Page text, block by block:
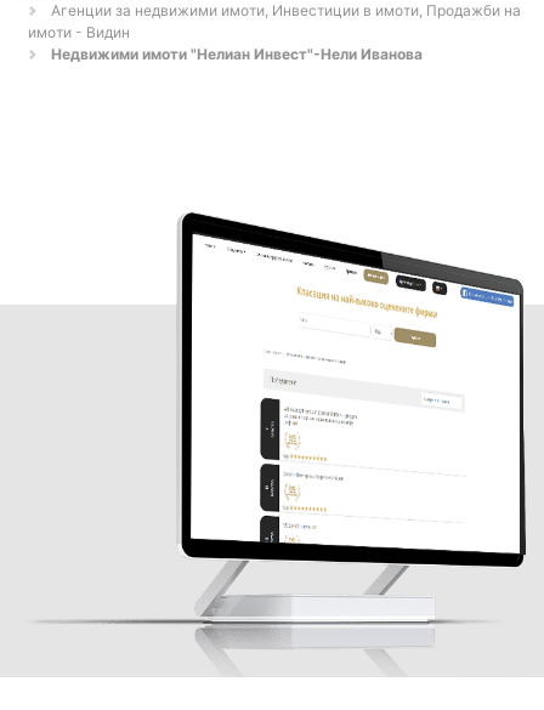
Агенции за недвижими имоти, Инвестиции в имоти, Продажби на
имоти - Видин
Недвижими имоти "Нелиан Инвест"-Нели Иванова